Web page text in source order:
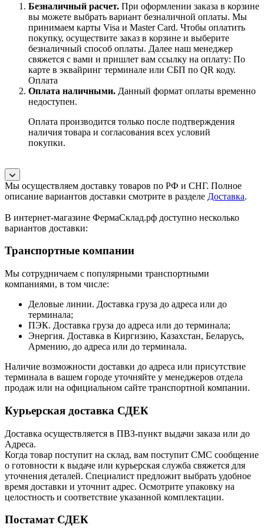
Безналичный расчет. При оформлении заказа в корзине
вы можете выбрать вариант безналичной оплаты. Мы
принимаем карты Visa и Master Card. Чтобы оплатить
покупку, осуществите заказ в корзине и выберите
безналичный способ оплаты. Далее наш менеджер
свяжется с вами и пришлет вам ссылку на оплату: По
карте в эквайринг терминале или СБП по QR коду.
Оплата
Оплата наличными. Данный формат оплаты временно
недоступен.
Оплата производится только после подтверждения
наличия товара и согласования всех условий
покупки.
Мы осуществляем доставку товаров по РФ и СНГ. Полное
описание вариантов доставки смотрите в разделе Доставка.
В интернет-магазине ФермаСклад.рф доступно несколько
вариантов доставки:
Транспортные компании
Мы сотрудничаем с популярными транспортными
компаниями, в том числе:
Деловые линии. Доставка груза до адреса или до
терминала;
ПЭК. Доставка груза до адреса или до терминала;
Энергия. Доставка в Киргизию, Казахстан, Беларусь,
Армению, до адреса или до терминала.
Наличие возможности доставки до адреса или присутствие
терминала в вашем городе уточняйте у менеджеров отдела
продаж или на официальном сайте транспортной компании.
Курьерская доставка СДЕК
Доставка осуществляется в ПВЗ-пункт выдачи заказа или до
Адреса.
Когда товар поступит на склад, вам поступит СМС сообщение
о готовности к выдаче или курьерская служба свяжется для
уточнения деталей. Специалист предложит выбрать удобное
время доставки и уточнит адрес. Осмотрите упаковку на
целостность и соответствие указанной комплектации.
Постамат СДЕК